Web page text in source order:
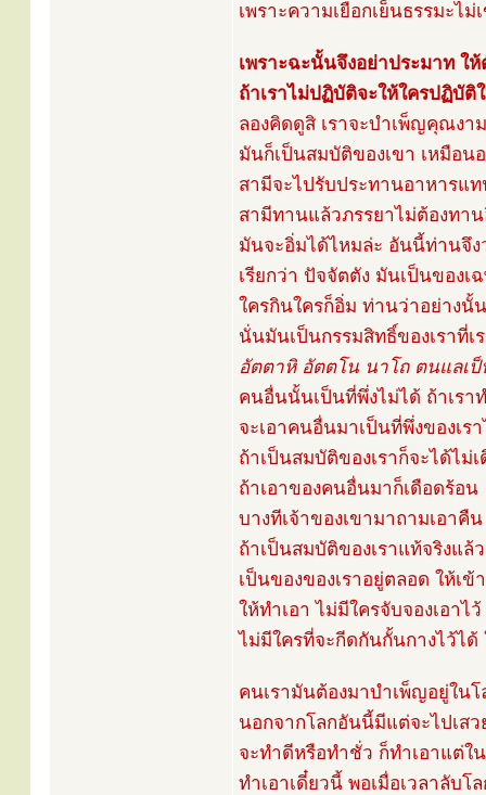
เพราะความเยือกเย็นธรรมะไ
เพราะฉะนั้นจึงอย่าประมาท ใ
ถ้าเราไม่ปฏิบัติจะให้ใครปฏิบัติ
ลองคิดดูสิ เราจะบำเพ็ญคุณง
มันก็เป็นสมบัติของเขา เหมือน
สามีจะไปรับประทานอาหารแ
สามีทานแล้วภรรยาไม่ต้องทา
มันจะอิ่มได้ไหมล่ะ อันนี้ท่านจึง
เรียกว่า ปัจจัตตัง มันเป็นของเ
ใครกินใครก็อิ่ม ท่านว่าอย่างนั้
นั่นมันเป็นกรรมสิทธิ์ของเราที่เร
อัตตาหิ อัตตโน นาโถ ตนแลเ
คนอื่นนั้นเป็นที่พึ่งไม่ได้ ถ้าเรา
จะเอาคนอื่นมาเป็นที่พึ่งของเร
ถ้าเป็นสมบัติของเราก็จะได้ไม่
ถ้าเอาของคนอื่นมาก็เดือดร้อน
บางทีเจ้าของเขามาถามเอาคื
ถ้าเป็นสมบัติของเราแท้จริงแล้
เป็นของของเราอยู่ตลอด ให้เ
ให้ทำเอา ไม่มีใครจับจองเอา
ไม่มีใครที่จะกีดกันกั้นกางไว้ไ
คนเรามันต้องมาบำเพ็ญอยู่ใน
นอกจากโลกอันนี้มีแต่จะไปเส
จะทำดีหรือทำชั่ว ก็ทำเอาแต่
ทำเอาเดี๋ยวนี้ พอเมื่อเวลาลับโ